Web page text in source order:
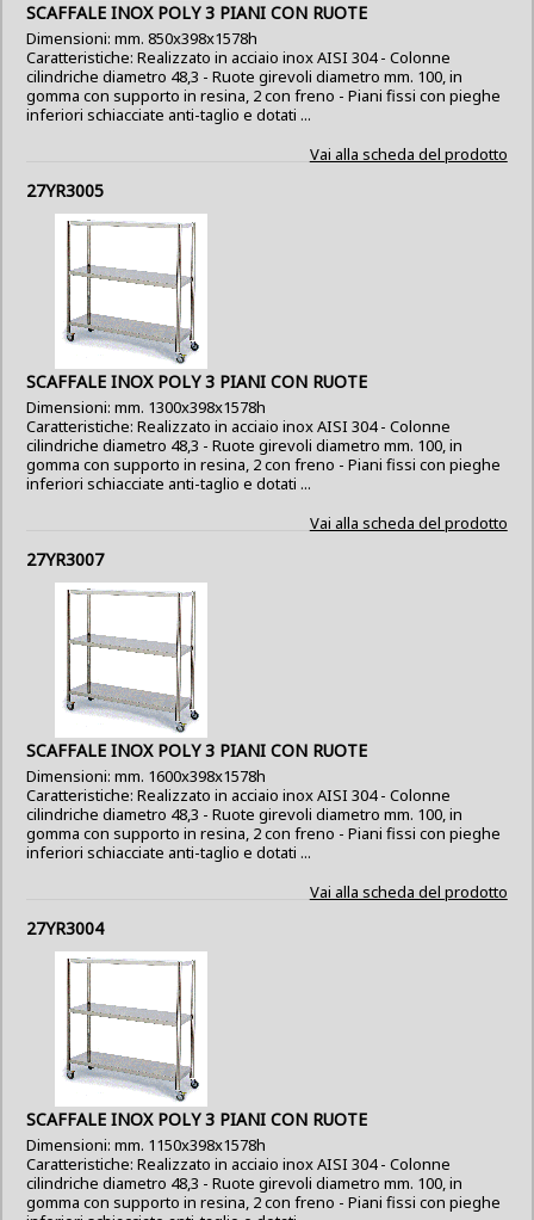
SCAFFALE INOX POLY 3 PIANI CON RUOTE
Dimensioni: mm. 850x398x1578h
Caratteristiche: Realizzato in acciaio inox AISI 304 - Colonne
cilindriche diametro 48,3 - Ruote girevoli diametro mm. 100, in
gomma con supporto in resina, 2 con freno - Piani fissi con pieghe
inferiori schiacciate anti-taglio e dotati ...
Vai alla scheda del prodotto
27YR3005
SCAFFALE INOX POLY 3 PIANI CON RUOTE
Dimensioni: mm. 1300x398x1578h
Caratteristiche: Realizzato in acciaio inox AISI 304 - Colonne
cilindriche diametro 48,3 - Ruote girevoli diametro mm. 100, in
gomma con supporto in resina, 2 con freno - Piani fissi con pieghe
inferiori schiacciate anti-taglio e dotati ...
Vai alla scheda del prodotto
27YR3007
SCAFFALE INOX POLY 3 PIANI CON RUOTE
Dimensioni: mm. 1600x398x1578h
Caratteristiche: Realizzato in acciaio inox AISI 304 - Colonne
cilindriche diametro 48,3 - Ruote girevoli diametro mm. 100, in
gomma con supporto in resina, 2 con freno - Piani fissi con pieghe
inferiori schiacciate anti-taglio e dotati ...
Vai alla scheda del prodotto
27YR3004
SCAFFALE INOX POLY 3 PIANI CON RUOTE
Dimensioni: mm. 1150x398x1578h
Caratteristiche: Realizzato in acciaio inox AISI 304 - Colonne
cilindriche diametro 48,3 - Ruote girevoli diametro mm. 100, in
gomma con supporto in resina, 2 con freno - Piani fissi con pieghe